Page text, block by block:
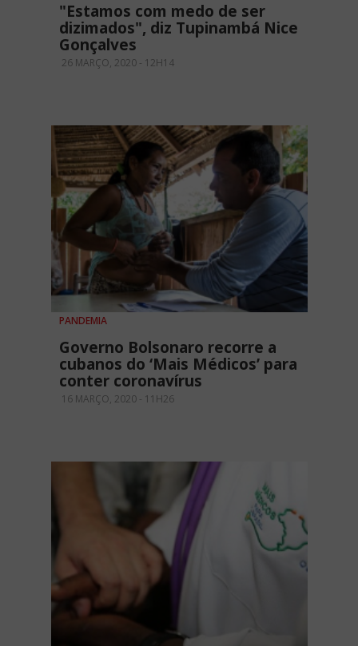
"Estamos com medo de ser
dizimados", diz Tupinambá Nice
Gonçalves
26 MARÇO, 2020 - 12H14
PANDEMIA
Governo Bolsonaro recorre a
cubanos do ‘Mais Médicos’ para
conter coronavírus
16 MARÇO, 2020 - 11H26